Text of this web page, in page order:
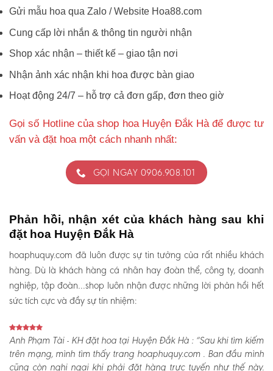
Gửi mẫu hoa qua Zalo / Website Hoa88.com
Cung cấp lời nhắn & thông tin người nhận
Shop xác nhận – thiết kế – giao tận nơi
Nhận ảnh xác nhận khi hoa được bàn giao
Hoạt động 24/7 – hỗ trợ cả đơn gấp, đơn theo giờ
Gọi số Hotline của shop hoa Huyện Đắk Hà để được tư
vấn và đặt hoa một cách nhanh nhất:
GỌI NGAY 0906.908.101
Phản hồi, nhận xét của khách hàng sau khi
đặt hoa Huyện Đắk Hà
hoaphuquy.com đã luôn được sự tin tưởng của rất nhiều khách
hàng. Dù là khách hàng cá nhân hay đoàn thể, công ty, doanh
nghiệp, tập đoàn…shop luôn nhận được những lời phản hồi hết
sức tích cực và đầy sự tín nhiệm:
Anh Phạm Tài - KH đặt hoa tại Huyện Đắk Hà :“Sau khi tìm kiếm
trên mạng, mình tìm thấy trang hoaphuquy.com . Ban đầu mình
cũng còn nghi ngại khi phải đặt hàng trực tuyến như thế này.